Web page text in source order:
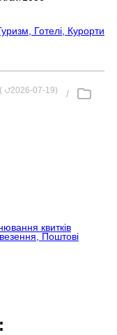
Готелі, Курорти
( ⮍2026-07-19)
/
квитків
Поштові